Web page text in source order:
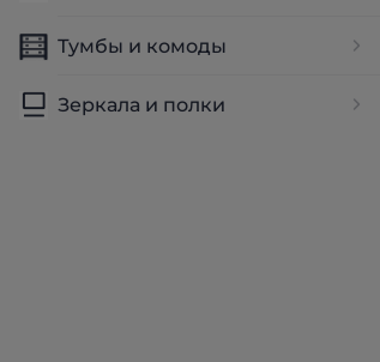
Тумбы и комоды
Зеркала и полки